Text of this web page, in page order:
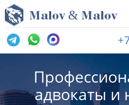
Malov & Malov
адвокаты и